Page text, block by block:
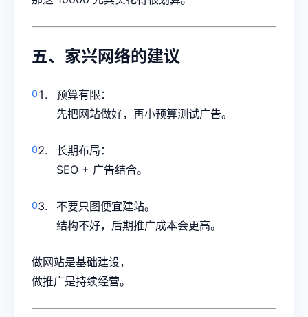
五、家兴网络的建议
预算有限：
先把网站做好，再小预算测试广告。
长期布局：
SEO + 广告结合。
不要只图便宜建站。
结构不好，后期推广成本会更高。
做网站是基础建设，
做推广是持续经营。